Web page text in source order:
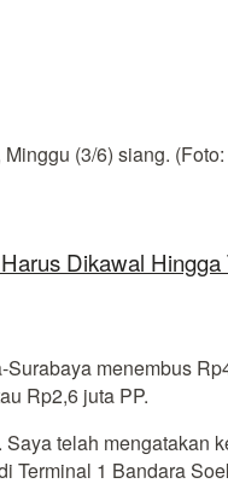
(3/6) siang.
Dikawal Hingga
menembus
Rp2,6 juta PP.
telah
1 Bandara